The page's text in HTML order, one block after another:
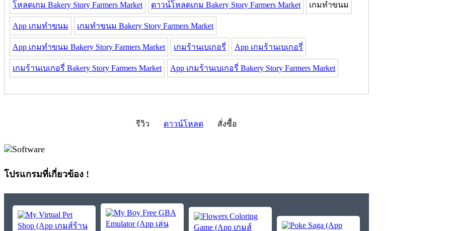
โหลดเกม Bakery Story Farmers Market ดาวน์โหลดเกม Bakery Story Farmers Market เกมทำขนม
App เกมทำขนม เกมทำขนม Bakery Story Farmers Market
App เกมทำขนม Bakery Story Farmers Market เกมร้านเบเกอรี่ App เกมร้านเบเกอรี่
เกมร้านเบเกอรี่ Bakery Story Farmers Market App เกมร้านเบเกอรี่ Bakery Story Farmers Market
รีวิว ดาวน์โหลด สั่งซื้อ
โปรแกรมที่เกี่ยวข้อง !